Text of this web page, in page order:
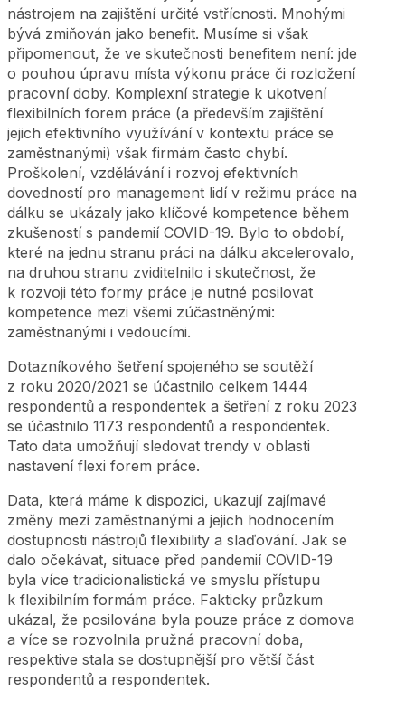
nástrojem na zajištění určité vstřícnosti. Mnohými
bývá zmiňován jako benefit. Musíme si však
připomenout, že ve skutečnosti benefitem není: jde
o pouhou úpravu místa výkonu práce či rozložení
pracovní doby. Komplexní strategie k ukotvení
flexibilních forem práce (a především zajištění
jejich efektivního využívání v kontextu práce se
zaměstnanými) však firmám často chybí.
Proškolení, vzdělávání i rozvoj efektivních
dovedností pro management lidí v režimu práce na
dálku se ukázaly jako klíčové kompetence během
zkušeností s pandemií COVID-19. Bylo to období,
které na jednu stranu práci na dálku akcelerovalo,
na druhou stranu zviditelnilo i skutečnost, že
k rozvoji této formy práce je nutné posilovat
kompetence mezi všemi zúčastněnými:
zaměstnanými i vedoucími.
Dotazníkového šetření spojeného se soutěží
z roku 2020/2021 se účastnilo celkem 1444
respondentů a respondentek a šetření z roku 2023
se účastnilo 1173 respondentů a respondentek.
Tato data umožňují sledovat trendy v oblasti
nastavení flexi forem práce.
Data, která máme k dispozici, ukazují zajímavé
změny mezi zaměstnanými a jejich hodnocením
dostupnosti nástrojů flexibility a slaďování. Jak se
dalo očekávat, situace před pandemií COVID-19
byla více tradicionalistická ve smyslu přístupu
k flexibilním formám práce. Fakticky průzkum
ukázal, že posilována byla pouze práce z domova
a více se rozvolnila pružná pracovní doba,
respektive stala se dostupnější pro větší část
respondentů a respondentek.